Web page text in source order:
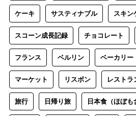
ケーキ サスティナブル スキン
スコーン成長記録 チョコレート
フランス ベルリン ベーカリー
マーケット リスボン レストラ
旅行 日帰り旅 日本食（ほぼも